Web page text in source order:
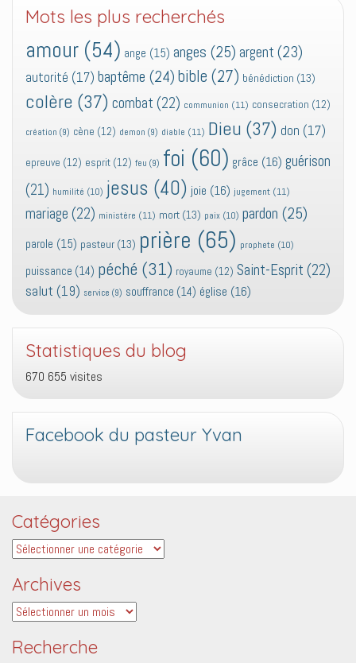
Mots les plus recherchés
amour (54) ange (15) anges (25) argent (23)
autorité (17) baptême (24) bible (27) bénédiction (13)
colère (37) combat (22) communion (11) consecration (12)
création (9) cène (12) demon (9) diable (11) Dieu (37) don (17)
epreuve (12) esprit (12) feu (9) foi (60) grâce (16) guérison
(21) humilité (10) jesus (40) joie (16) jugement (11)
mariage (22) ministère (11) mort (13) paix (10) pardon (25)
parole (15) pasteur (13) prière (65) prophete (10)
puissance (14) péché (31) royaume (12) Saint-Esprit (22)
salut (19) service (9) souffrance (14) église (16)
Statistiques du blog
670 655 visites
Facebook du pasteur Yvan
Catégories
Catégories
Archives
Archives
Recherche